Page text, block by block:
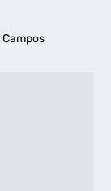
Campos